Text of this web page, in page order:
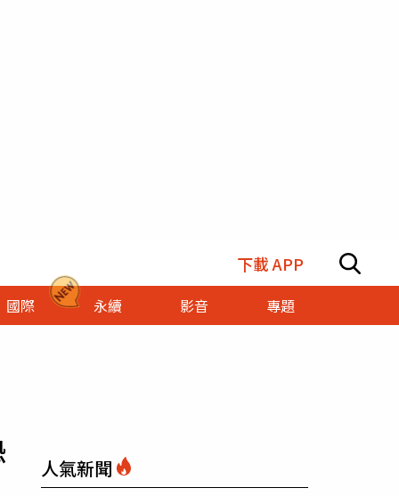
下載 APP
國際 永續 影音 專題
人氣新聞